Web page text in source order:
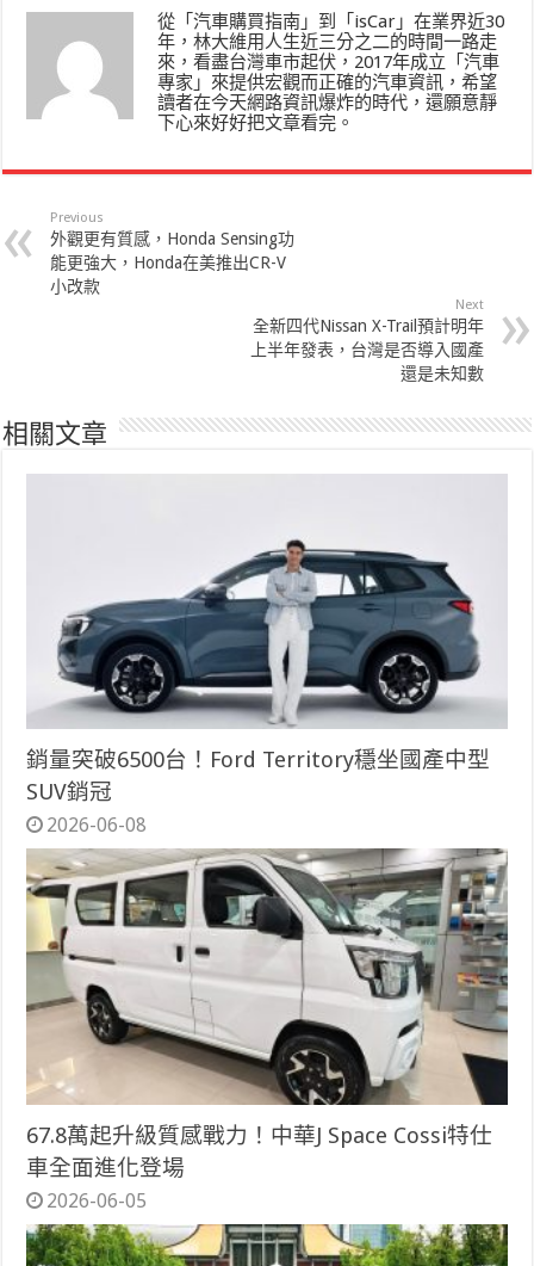
從「汽車購買指南」到「isCar」在業界近30
年，林大維用人生近三分之二的時間一路走
來，看盡台灣車市起伏，2017年成立「汽車
專家」來提供宏觀而正確的汽車資訊，希望
讀者在今天網路資訊爆炸的時代，還願意靜
下心來好好把文章看完。
Previous
外觀更有質感，Honda Sensing功
能更強大，Honda在美推出CR-V
小改款
Next
全新四代Nissan X-Trail預計明年
上半年發表，台灣是否導入國產
還是未知數
相關文章
銷量突破6500台！Ford Territory穩坐國產中型
SUV銷冠
2026-06-08
67.8萬起升級質感戰力！中華J Space Cossi特仕
車全面進化登場
2026-06-05